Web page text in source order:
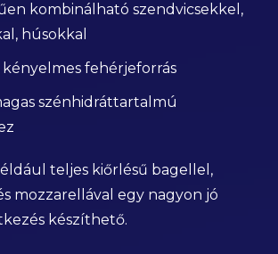
kombinálható szendvicsekkel,
húsokkal
kényelmes fehérjeforrás
szénhidráttartalmú
teljes kiőrlésű bagellel,
mozzarellával egy nagyon jó
készíthető.